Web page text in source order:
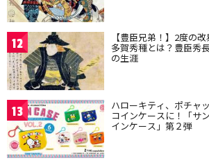
12 【豊臣兄弟！】2度の
多賀秀種とは？豊臣秀
の生涯
13 ハローキティ、ポチャ
コインケースに！「サ
インケース」第２弾